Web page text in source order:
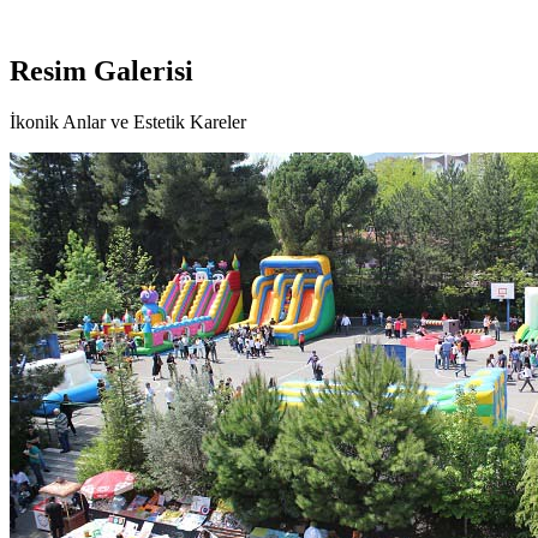
Resim Galerisi
İkonik Anlar ve Estetik Kareler